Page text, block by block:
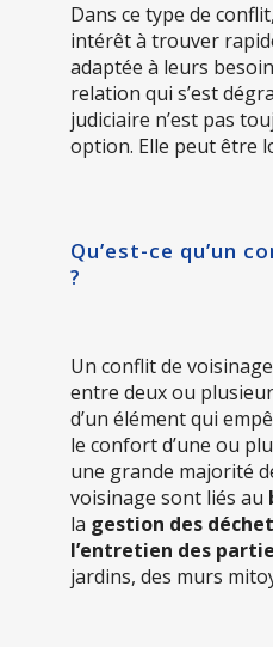
Dans ce type de
intérêt à trouver
adaptée à leurs
relation qui s’est
judiciaire n’est pas
option. Elle peut être
Qu’est-ce qu’un
?
Un conflit de
entre deux ou
d’un élément qui
le confort d’une ou
une grande majorité
voisinage sont liés au
la gestion des
l’entretien des
jardins, des murs